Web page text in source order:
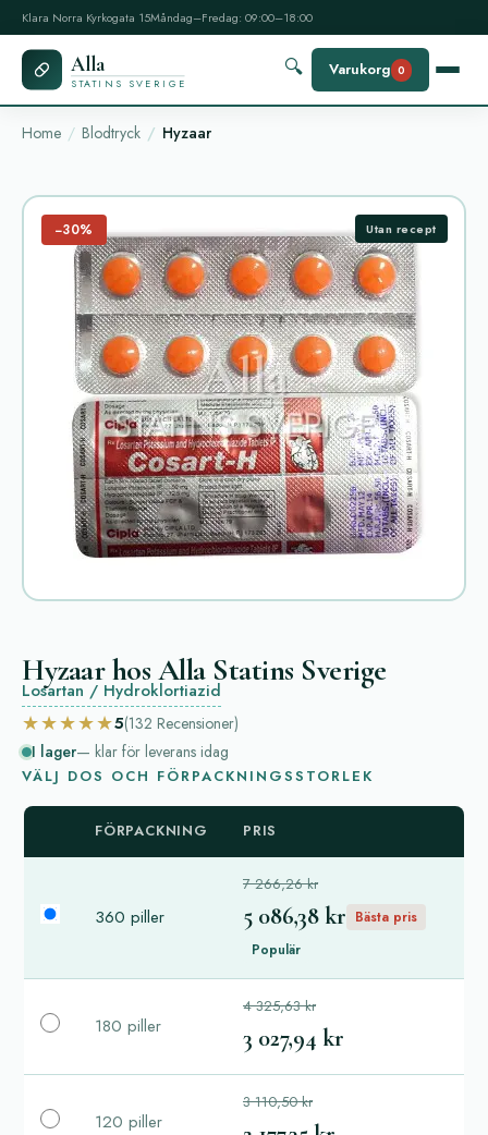
Klara Norra Kyrkogata 15Måndag–Fredag: 09:00–18:00
Alla
STATINS SVERIGE
🔍 Varukorg 0
Home Blodtryck Hyzaar
−30% Utan recept
Hyzaar hos Alla Statins Sverige
Losartan / Hydroklortiazid
★★★★★5(132 Recensioner)
I lager— klar för leverans idag
VÄLJ DOS OCH FÖRPACKNINGSSTORLEK
FÖRPACKNING PRIS
360 piller
7 266,26 kr
5 086,38 kr Bästa pris
Populär
180 piller
4 325,63 kr
3 027,94 kr
120 piller
3 110,50 kr